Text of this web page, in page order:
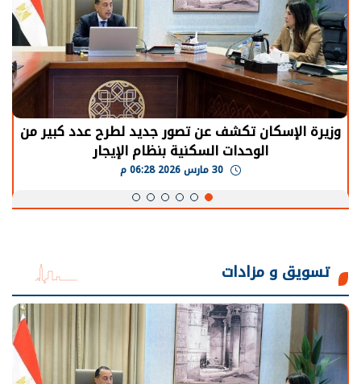
وزيرة الإسكان تكشف عن تصور جديد لطرح عدد كبير من
الوحدات السكنية بنظام الإيجار
تسويق و مزادات